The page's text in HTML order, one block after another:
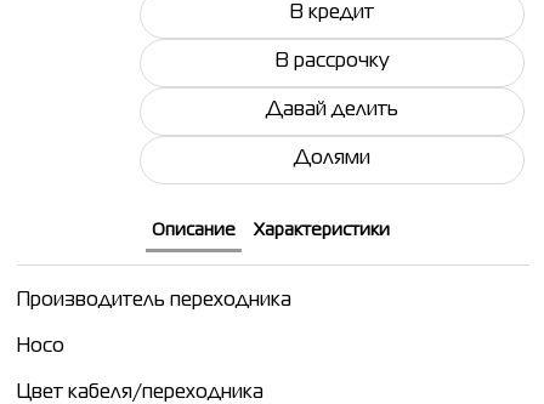
В кредит
В рассрочку
Давай делить
Долями
Описание Характеристики
Производитель переходника
Hoco
Цвет кабеля/переходника